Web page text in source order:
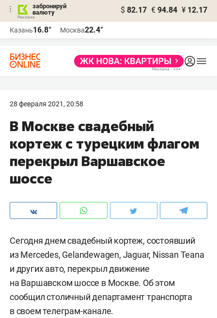
забронируй
валюту
$ 82.17 € 94.84 ¥ 12.17
Казань16.8° Москва22.4°
28 февраля 2021, 20:58
В Москве свадебный
кортеж с турецким флагом
перекрыл Варшавское
шоссе
Сегодня днем свадебный кортеж, состоявший
из Mercedes, Gelandewagen, Jaguar, Nissan Teana
и других авто, перекрыл движение
на Варшавском шоссе в Москве. Об этом
сообщил столичный департамент транспорта
в своем телеграм-канале.